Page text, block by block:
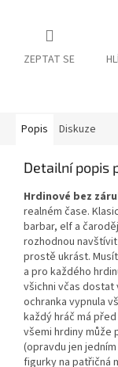
ZEPTAT SE
Popis Diskuze
Detailní popis
Hrdinové bez
realném čase.
barbar, elf a
rozhodnou
prostě ukrást.
a pro každého
všichni včas dostat
ochranka vypnula
každý hráč má
všemi hrdiny může
(opravdu jen
figurky na patřičná